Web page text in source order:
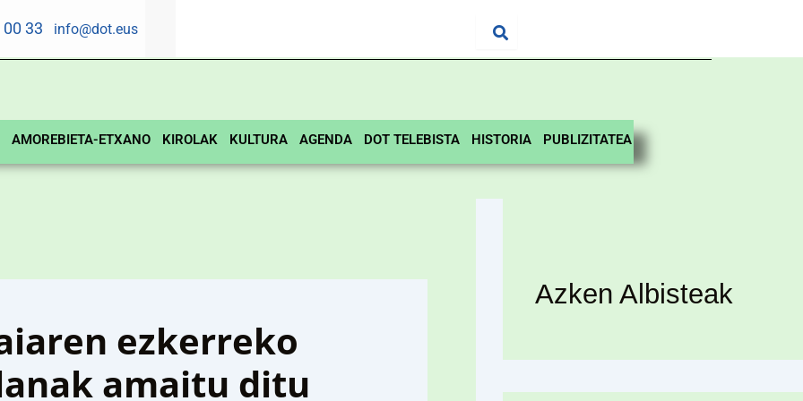
00 33 info@dot.eus
AMOREBIETA-ETXANO KIROLAK KULTURA AGENDA DOT TELEBISTA HISTORIA PUBLIZITATEA
ezkerreko
amaitu ditu
Azken Albisteak